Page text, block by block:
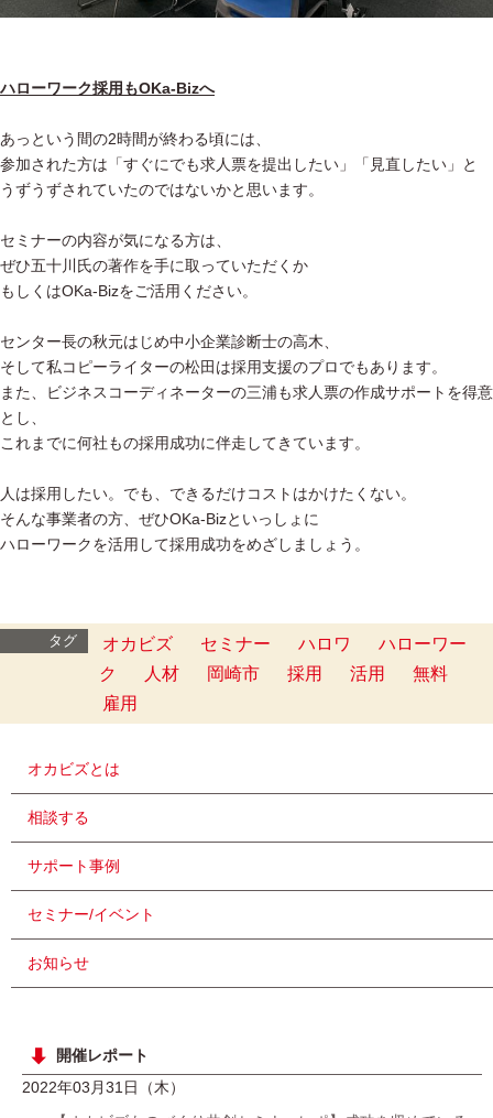
ハローワーク採用もOKa-Bizへ
あっという間の2時間が終わる頃には、
参加された方は「すぐにでも求人票を提出したい」「見直したい」と
うずうずされていたのではないかと思います。
セミナーの内容が気になる方は、
ぜひ五十川氏の著作を手に取っていただくか
もしくはOKa-Bizをご活用ください。
センター長の秋元はじめ中小企業診断士の高木、
そして私コピーライターの松田は採用支援のプロでもあります。
また、ビジネスコーディネーターの三浦も求人票の作成サポートを得意
とし、
これまでに何社もの採用成功に伴走してきています。
人は採用したい。でも、できるだけコストはかけたくない。
そんな事業者の方、ぜひOKa-Bizといっしょに
ハローワークを活用して採用成功をめざしましょう。
タグ オカビズ セミナー ハロワ
ハローワー
ク
人材 岡崎市 採用 活用
無料
雇用
オカビズとは
相談する
サポート事例
セミナー/イベント
お知らせ
開催レポート
2022年03月31日（木）